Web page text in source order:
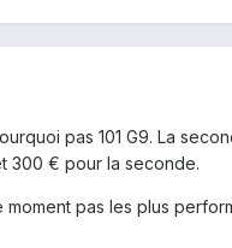
pas 101 G9. La
300 € pour la seconde.
pas les plus